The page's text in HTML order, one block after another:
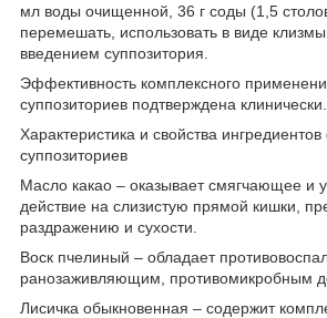
мл воды очищенной, 36 г соды (1,5
перемешать, использовать в виде
введением суппозитория.
Эффективность комплексного
суппозиториев подтверждена клинически.
Характеристика и свойства ингредиентов
суппозиториев
Масло какао – оказывает смягчающее и
действие на слизистую прямой кишки,
раздражению и сухости.
Воск пчелиный – обладает
ранозаживляющим, противомикробным
Лисичка обыкновенная – содержит